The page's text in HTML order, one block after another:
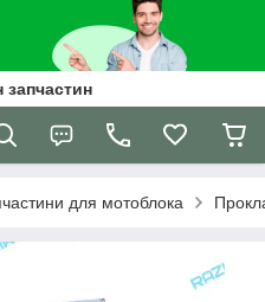
запчастин
для мотоблока